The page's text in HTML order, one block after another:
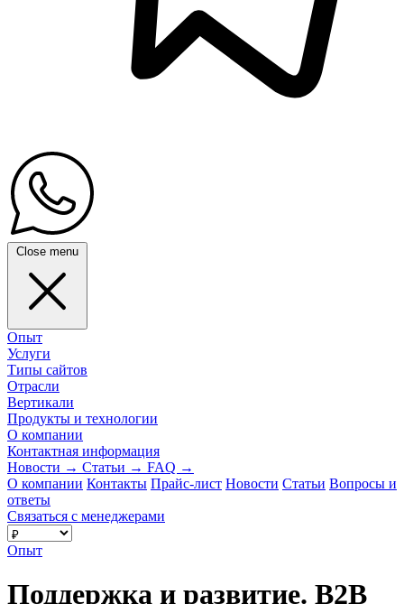
Close menu
Опыт
Услуги
Типы сайтов
Отрасли
Вертикали
Продукты и технологии
О компании
Контактная информация
Новости → Статьи → FAQ →
О компании Контакты Прайс-лист Новости Статьи Вопросы и
ответы
Связаться с менеджерами
Опыт
Поддержка и развитие. B2B